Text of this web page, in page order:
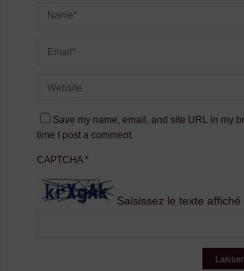
Save my name, email, and site URL in my
time I post a comment.
CAPTCHA*
Saisissez le texte affiché